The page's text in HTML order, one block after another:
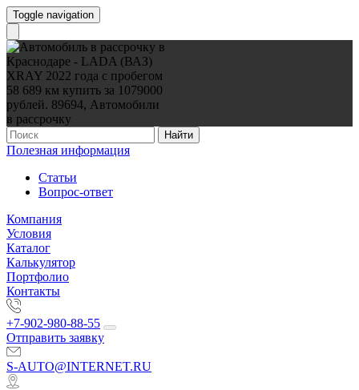
Toggle navigation
Найти
Полезная информация
Статьи
Вопрос-ответ
Компания
Условия
Каталог
Калькулятор
Портфолио
Контакты
+7-902-980-88-55
Отправить заявку
S-AUTO@INTERNET.RU